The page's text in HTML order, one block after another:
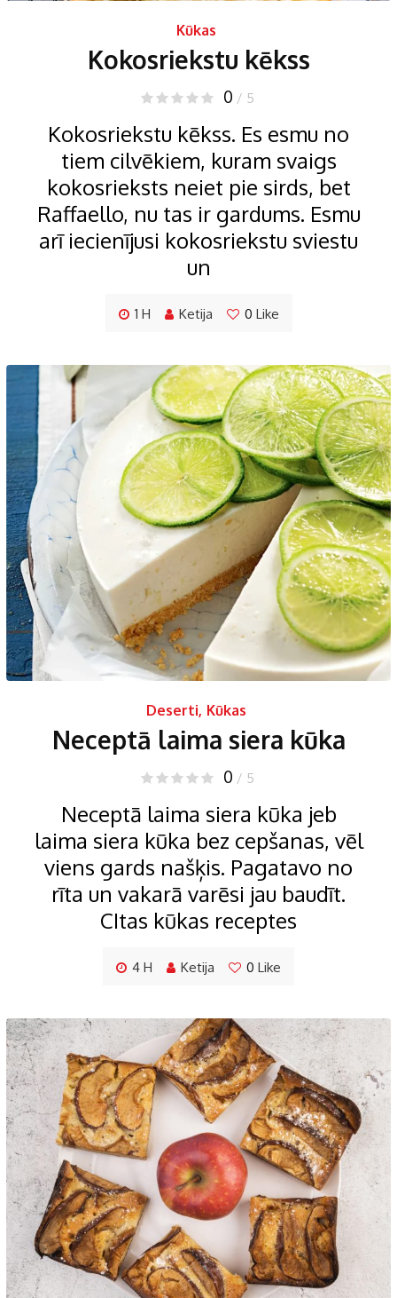
Kūkas
Kokosriekstu kēkss
0 / 5
Kokosriekstu kēkss. Es esmu no
tiem cilvēkiem, kuram svaigs
kokosrieksts neiet pie sirds, bet
Raffaello, nu tas ir gardums. Esmu
arī iecienījusi kokosriekstu sviestu
un
1 H Ketija 0 Like
Deserti, Kūkas
Neceptā laima siera kūka
0 / 5
Neceptā laima siera kūka jeb
laima siera kūka bez cepšanas, vēl
viens gards našķis. Pagatavo no
rīta un vakarā varēsi jau baudīt.
CItas kūkas receptes
4 H Ketija 0 Like